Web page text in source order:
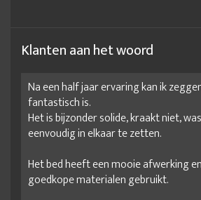
Klanten aan het woord
Na een half jaar ervaring kan ik
fantastisch is.
Het is bijzonder solide, kraakt niet,
eenvoudig in elkaar te zetten.
Het bed heeft een mooie afwerking
goedkope materialen gebruikt.